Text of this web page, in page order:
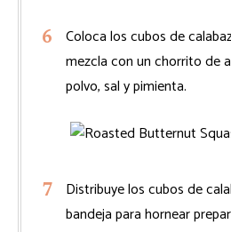
Coloca los cubos de
mezcla con un chorrito de
polvo, sal y pimienta.
Distribuye los cubos de
bandeja para hornear